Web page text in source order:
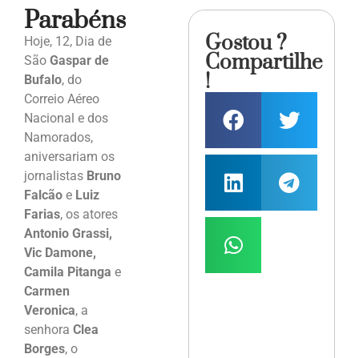
Parabéns
Hoje, 12, Dia de
São Gaspar de
Bufalo, do
Correio Aéreo
Nacional e dos
Namorados,
aniversariam os
jornalistas Bruno
Falcão e Luiz
Farias, os atores
Antonio Grassi,
Vic Damone,
Camila Pitanga e
Carmen
Veronica, a
senhora Clea
Borges, o
Gostou ?
Compartilhe
!